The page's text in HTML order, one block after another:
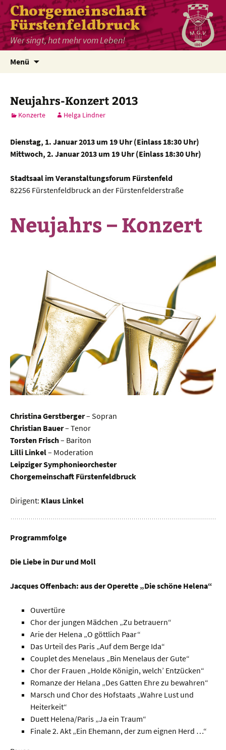
Chorgemeinschaft
Fürstenfeldbruck
Wer singt, hat mehr vom Leben!
Menü
Neujahrs-Konzert 2013
Konzerte Helga Lindner
Dienstag, 1. Januar 2013 um 19 Uhr (Einlass 18:30 Uhr)
Mittwoch, 2. Januar 2013 um 19 Uhr (Einlass 18:30 Uhr)
Stadtsaal im Veranstaltungsforum Fürstenfeld
82256 Fürstenfeldbruck an der Fürstenfelderstraße
Neujahrs – Konzert
Christina Gerstberger– Sopran
Christian Bauer– Tenor
Torsten Frisch– Bariton
Lilli Linkel– Moderation
Leipziger Symphonieorchester
Chorgemeinschaft Fürstenfeldbruck
Dirigent: Klaus Linkel
Programmfolge
Die Liebe in Dur und Moll
Jacques Offenbach: aus der Operette „Die schöne Helena“
Ouvertüre
Chor der jungen Mädchen „Zu betrauern“
Arie der Helena „O göttlich Paar“
Das Urteil des Paris „Auf dem Berge Ida“
Couplet des Menelaus „Bin Menelaus der Gute“
Chor der Frauen „Holde Königin, welch’ Entzücken“
Romanze der Helana „Des Gatten Ehre zu bewahren“
Marsch und Chor des Hofstaats „Wahre Lust und
Heiterkeit“
Duett Helena/Paris „Ja ein Traum“
Finale 2. Akt „Ein Ehemann, der zum eignen Herd …“